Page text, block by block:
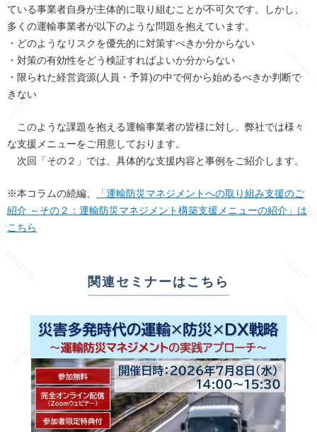
ている事業者自身が主体的に取り組むことが不可欠です。しかし、
多くの運輸事業者が以下のような問題を抱えています。
・どのようなリスクを優先的に対策すべきか分からない
・対策の有効性をどう検証すればよいか分からない
・限られた経営資源(人員・予算)の中で何から始めるべきか判断で
きない
このような課題を抱える運輸事業者の皆様に対し、弊社では様々
な支援メニューをご用意しております。
次回「その２」では、具体的な支援内容と事例をご紹介します。
※本コラムの続編、
「運輸防災マネジメントへの取り組み支援のご
紹介 ～その２：運輸防災マネジメント構築支援メニューの紹介」は
こちら
関連セミナーはこちら